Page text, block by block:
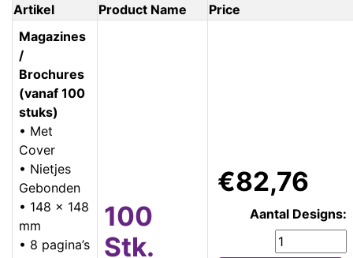
Artikel Product Name
Price
Magazines
/
Brochures
(vanaf 100
stuks)
• Met
Cover
• Nietjes
Gebonden
• 148 x 148
mm
• 8 pagina’s
100
Stk.
€82,76
Aantal Designs: